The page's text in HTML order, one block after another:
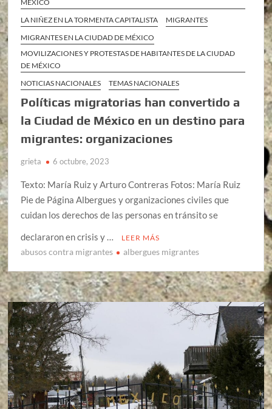
MÉXICO
LA NIÑEZ EN LA TORMENTA CAPITALISTA
MIGRANTES
MIGRANTES EN LA CIUDAD DE MÉXICO
MOVILIZACIONES Y PROTESTAS DE HABITANTES DE LA CIUDAD
DE MÉXICO
NOTICIAS NACIONALES
TEMAS NACIONALES
Políticas migratorias han convertido a
la Ciudad de México en un destino para
migrantes: organizaciones
grieta 6 octubre, 2023
Texto: María Ruiz y Arturo Contreras Fotos: María Ruiz
Pie de Página Albergues y organizaciones civiles que
cuidan los derechos de las personas en tránsito se
declararon en crisis y …
LEER MÁS
abusos contra migrantes albergues migrantes